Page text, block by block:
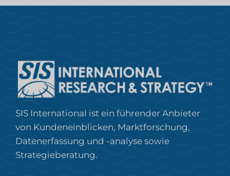
SIS International ist ein führender Anbieter
von Kundeneinblicken, Marktforschung,
Datenerfassung und -analyse sowie
Strategieberatung.